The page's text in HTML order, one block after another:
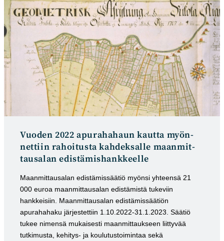
Vuoden 2022 apura­haha­un kaut­ta myön­
net­tiin rahoitusta kah­dek­salle maan­mit­
tausalan edis­tämis­hank­keel­le
Maanmittausalan edistämissäätiö myönsi yhteensä 21
000 euroa maanmittausalan edistämistä tukeviin
hankkeisiin. Maanmittausalan edistämissäätiön
apurahahaku järjestettiin 1.10.2022-31.1.2023. Säätiö
tukee nimensä mukaisesti maanmittaukseen liittyvää
tutkimusta, kehitys- ja koulutustoimintaa sekä